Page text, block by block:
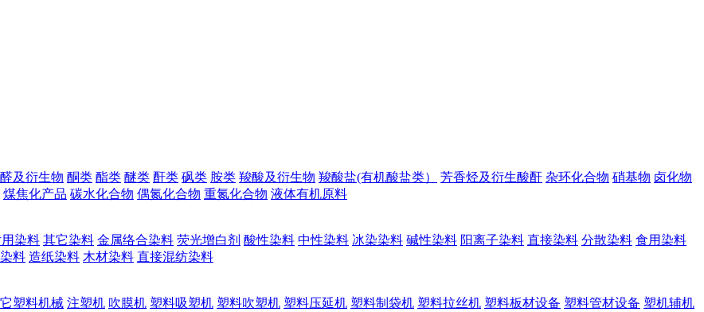
醛及衍生物 酮类 酯类 醚类 酐类 砜类 胺类 羧酸及衍生物 羧酸盐(有机酸盐类） 芳香烃及衍生酸酐 杂环化合物 硝基物 卤化物
煤焦化产品 碳水化合物 偶氮化合物 重氮化合物 液体有机原料
染料 其它染料 金属络合染料 荧光增白剂 酸性染料 中性染料 冰染染料 碱性染料 阳离子染料 直接染料 分散染料 食用染料
料 造纸染料 木材染料 直接混纺染料
塑料机械 注塑机 吹膜机 塑料吸塑机 塑料吹塑机 塑料压延机 塑料制袋机 塑料拉丝机 塑料板材设备 塑料管材设备 塑机辅机